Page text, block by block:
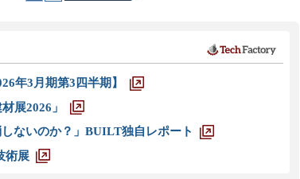
年3月期第3四半期】
展2026」
ないのか？」BUILT独自レポート
術展